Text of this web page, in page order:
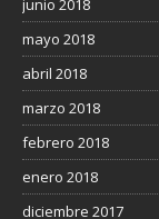
junio 2018
mayo 2018
abril 2018
marzo 2018
febrero 2018
enero 2018
diciembre 2017